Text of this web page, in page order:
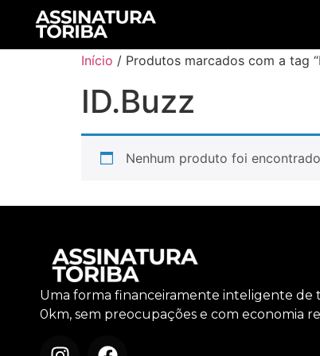
Início / Produtos marcados com a tag
ID.Buzz
Nenhum produto foi
Uma forma financeiramente inteligente de
0km, sem preocupações e com economia